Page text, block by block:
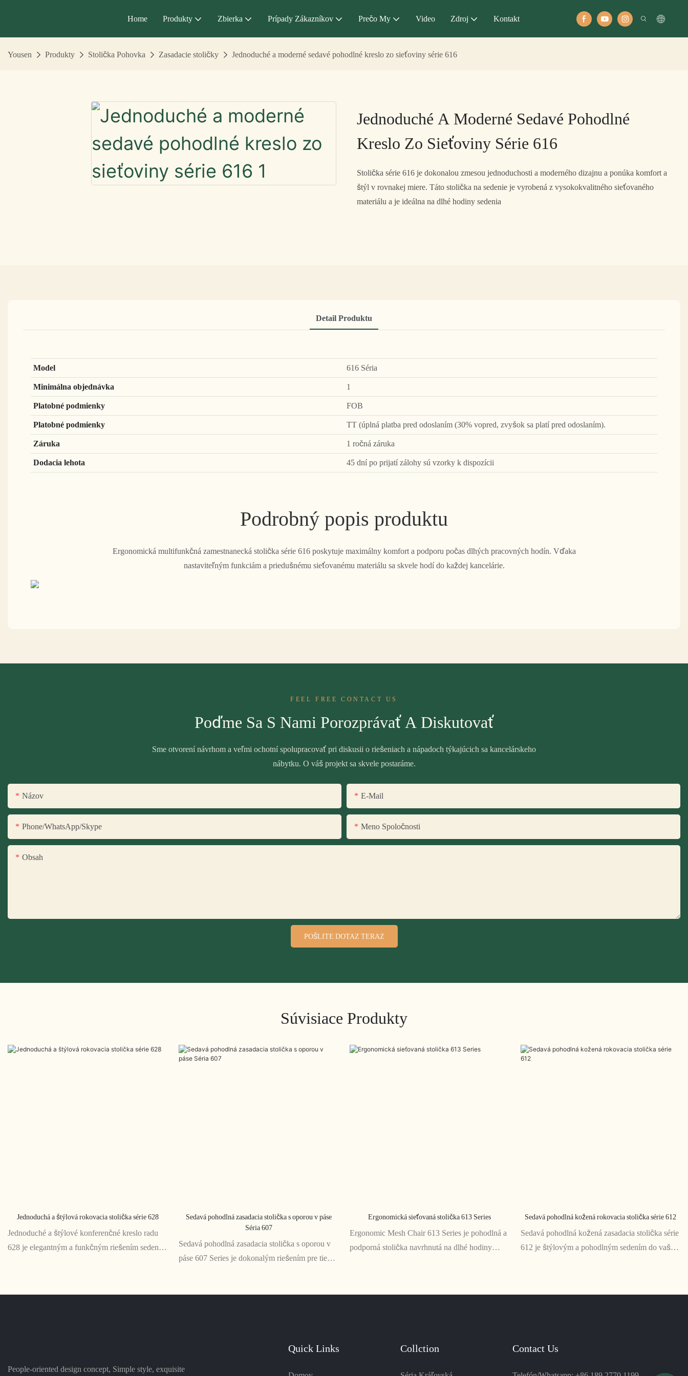
Home Produkty Zbierka Prípady Zákazníkov Prečo My Video Zdroj Kontakt
Yousen Produkty Stolička Pohovka Zasadacie stoličky Jednoduché a moderné sedavé pohodlné kreslo zo sieťoviny série 616
Jednoduché A Moderné Sedavé Pohodlné
Kreslo Zo Sieťoviny Série 616
Stolička série 616 je dokonalou zmesou jednoduchosti a moderného dizajnu a ponúka komfort a
štýl v rovnakej miere. Táto stolička na sedenie je vyrobená z vysokokvalitného sieťovaného
materiálu a je ideálna na dlhé hodiny sedenia
Detail Produktu
Model
616 Séria
Minimálna objednávka
1
Platobné podmienky
FOB
Platobné podmienky
TT (úplná platba pred odoslaním (30% vopred, zvyšok sa platí pred odoslaním).
Záruka
1 ročná záruka
Dodacia lehota
45 dní po prijatí zálohy sú vzorky k dispozícii
Podrobný popis produktu
Ergonomická multifunkčná zamestnanecká stolička série 616 poskytuje maximálny komfort a podporu počas dlhých pracovných hodín. Vďaka
nastaviteľným funkciám a priedušnému sieťovanému materiálu sa skvele hodí do každej kancelárie.
FEEL FREE CONTACT US
Poďme Sa S Nami Porozprávať A Diskutovať
Sme otvorení návrhom a veľmi ochotní spolupracovať pri diskusii o riešeniach a nápadoch týkajúcich sa kancelárskeho
nábytku. O váš projekt sa skvele postaráme.
Názov E-Mail
Phone/WhatsApp/Skype Meno Spoločnosti
Obsah
POŠLITE DOTAZ TERAZ
Súvisiace Produkty
Jednoduchá a štýlová rokovacia stolička série 628
Jednoduché a štýlové konferenčné kreslo radu
628 je elegantným a funkčným riešením sedenia
Sedavá pohodlná zasadacia stolička s oporou v páse
Séria 607
Sedavá pohodlná zasadacia stolička s oporou v
páse 607 Series je dokonalým riešením pre tie
Ergonomická sieťovaná stolička 613 Series
Ergonomic Mesh Chair 613 Series je pohodlná a
podporná stolička navrhnutá na dlhé hodiny
Sedavá pohodlná kožená rokovacia stolička série 612
Sedavá pohodlná kožená zasadacia stolička série
612 je štýlovým a pohodlným sedením do vašej
People-oriented design concept, Simple style, exquisite
Quick Links Collction Contact Us